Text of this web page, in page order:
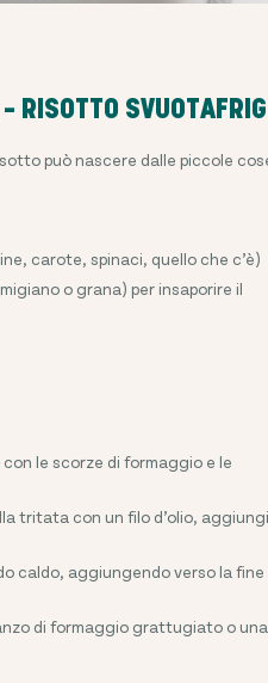
RISOTTO
può nascere dalle piccole
carote, spinaci, quello che c’è)
o grana) per insaporire il
le scorze di formaggio e le
tritata con un filo d’olio,
caldo, aggiungendo verso la fine
di formaggio grattugiato o una